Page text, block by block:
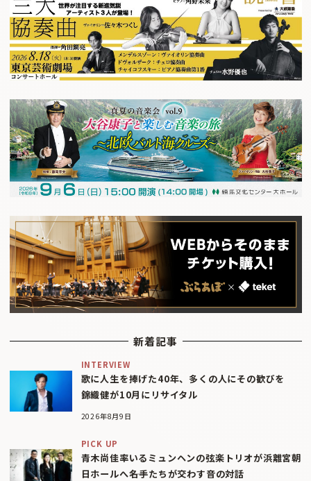
新着記事
INTERVIEW
歌に人生を捧げた40年、多くの人にその歓びを
錦織健が10月にリサイタル
2026年8月9日
PICK UP
青木尚佳率いるミュンヘンの弦楽トリオが浜離宮朝
日ホールへ――名手たちが交わす音の対話